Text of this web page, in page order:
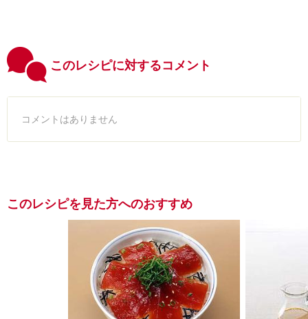
このレシピに対するコメント
コメントはありません
このレシピを見た方へのおすすめ